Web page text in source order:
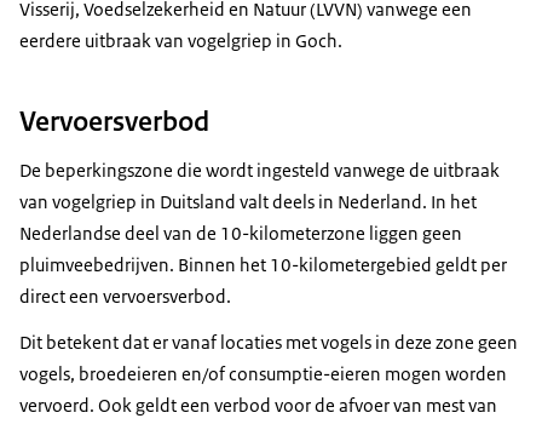
Visserij, Voedselzekerheid en Natuur (LVVN) vanwege een
eerdere uitbraak van vogelgriep in Goch.
Vervoersverbod
De beperkingszone die wordt ingesteld vanwege de uitbraak
van vogelgriep in Duitsland valt deels in Nederland. In het
Nederlandse deel van de 10-kilometerzone liggen geen
pluimveebedrijven. Binnen het 10-kilometergebied geldt per
direct een vervoersverbod.
Dit betekent dat er vanaf locaties met vogels in deze zone geen
vogels, broedeieren en/of consumptie-eieren mogen worden
vervoerd. Ook geldt een verbod voor de afvoer van mest van